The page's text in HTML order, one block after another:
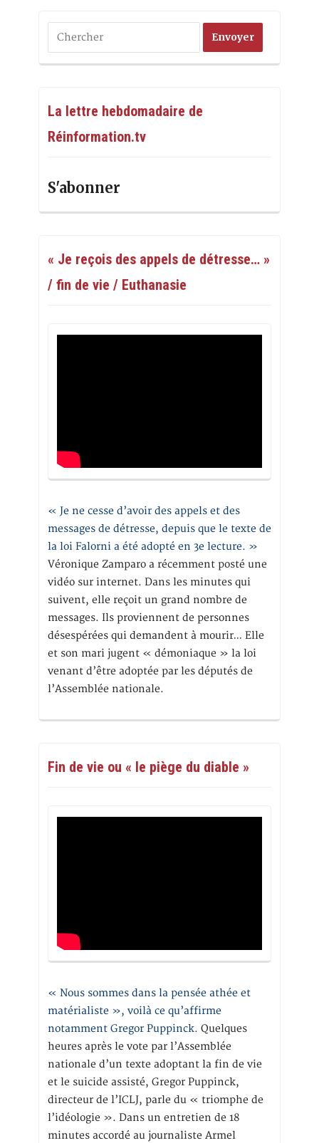
La lettre hebdomadaire de
Réinformation.tv
S'abonner
« Je reçois des appels de détresse… »
/ fin de vie / Euthanasie
« Je ne cesse d’avoir des appels et des
messages de détresse, depuis que le texte de
la loi Falorni a été adopté en 3e lecture. »
Véronique Zamparo a récemment posté une
vidéo sur internet. Dans les minutes qui
suivent, elle reçoit un grand nombre de
messages. Ils proviennent de personnes
désespérées qui demandent à mourir… Elle
et son mari jugent « démoniaque » la loi
venant d’être adoptée par les députés de
l’Assemblée nationale.
Fin de vie ou « le piège du diable »
« Nous sommes dans la pensée athée et
matérialiste », voilà ce qu’affirme
notamment Gregor Puppinck. Quelques
heures après le vote par l’Assemblée
nationale d’un texte adoptant la fin de vie
et le suicide assisté, Gregor Puppinck,
directeur de l’ICLJ, parle du « triomphe de
l’idéologie ». Dans un entretien de 18
minutes accordé au journaliste Armel